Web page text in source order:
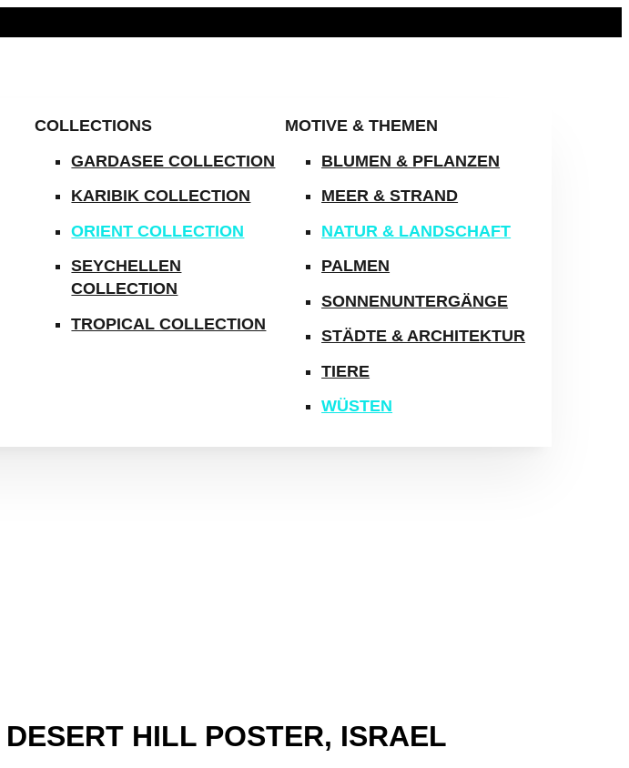
COLLECTIONS
GARDASEE COLLECTION
KARIBIK COLLECTION
ORIENT COLLECTION
SEYCHELLEN
COLLECTION
TROPICAL COLLECTION
MOTIVE & THEMEN
BLUMEN & PFLANZEN
MEER & STRAND
NATUR & LANDSCHAFT
PALMEN
SONNENUNTERGÄNGE
STÄDTE & ARCHITEKTUR
TIERE
WÜSTEN
DESERT HILL POSTER, ISRAEL